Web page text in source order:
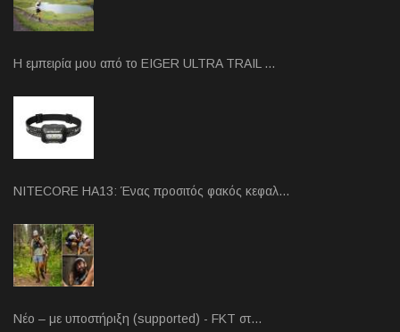
Η εμπειρία μου από το EIGER ULTRA TRAIL …
NITECORE HA13: Ένας προσιτός φακός κεφαλ…
Νέο – με υποστήριξη (supported) - FKT στ…